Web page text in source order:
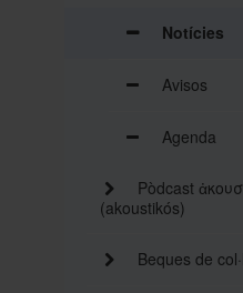
Notícies
Avisos
Agenda
Pòdcast
(akoustikós)
Beques de